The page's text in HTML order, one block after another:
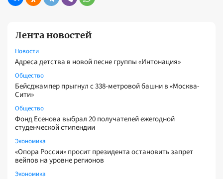
Лента новостей
Новости
Адреса детства в новой песне группы «Интонация»
Общество
Бейсджампер прыгнул с 338-метровой башни в «Москва-
Сити»
Общество
Фонд Есенова выбрал 20 получателей ежегодной
студенческой стипендии
Экономика
«Опора России» просит президента остановить запрет
вейпов на уровне регионов
Экономика